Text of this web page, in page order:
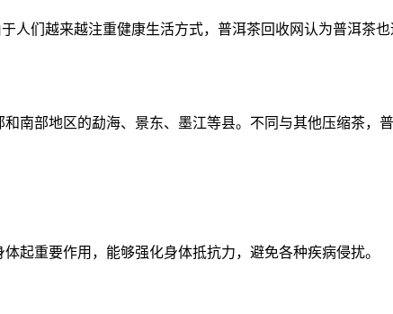
们越来越注重健康生活方式，普洱茶回收网认为普洱茶
南部地区的勐海、景东、墨江等县。不同与其他压缩茶，
起重要作用，能够强化身体抵抗力，避免各种疾病侵扰。